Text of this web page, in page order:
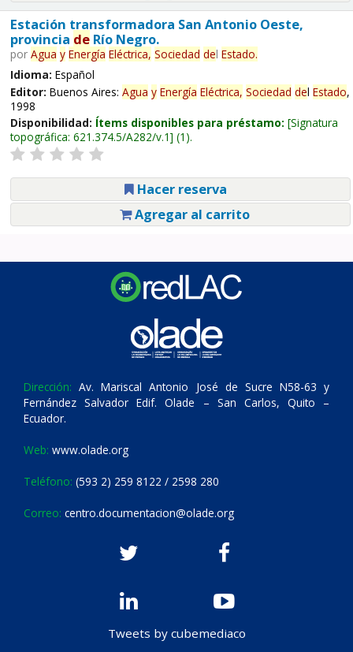
Estación transformadora San Antonio Oeste,
provincia deRío Negro.
por Agua y Energía Eléctrica, Sociedad del Estado.
Idioma: Español
Editor: Buenos Aires: Agua y Energía Eléctrica, Sociedad del Estado,
1998
Disponibilidad: Ítems disponibles para préstamo: Signatura
topográfica: 621.374.5/A282/v.1 (1).
Hacer reserva
Agregar al carrito
Dirección: Av. Mariscal Antonio José de Sucre N58-63 y
Fernández Salvador Edif. Olade – San Carlos, Quito –
Ecuador.
Web: www.olade.org
Teléfono: (593 2) 259 8122 / 2598 280
Correo: centro.documentacion@olade.org
Tweets by cubemediaco